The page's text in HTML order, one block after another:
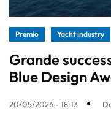
Premio Yacht industry
Grande
Blue Design
20/05/2026 - 18:13